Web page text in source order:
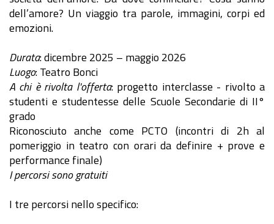
dell’amore? Un viaggio tra parole, immagini, corpi ed
emozioni.
Durata: dicembre 2025 – maggio 2026
Luogo: Teatro Bonci
A chi è rivolta l'offerta: progetto interclasse - rivolto a
studenti e studentesse delle Scuole Secondarie di II°
grado
Riconosciuto anche come PCTO (incontri di 2h al
pomeriggio in teatro con orari da definire + prove e
performance finale)
I percorsi sono gratuiti
I tre percorsi nello specifico: